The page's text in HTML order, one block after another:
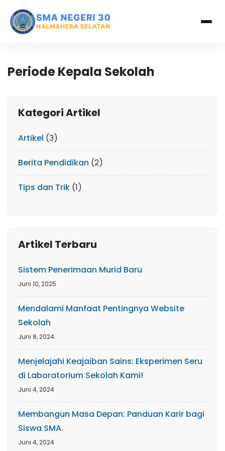
Periode Kepala Sekolah
Kategori Artikel
Artikel (3)
Berita Pendidikan (2)
Tips dan Trik (1)
Artikel Terbaru
Sistem Penerimaan Murid Baru
Juni 10, 2025
Mendalami Manfaat Pentingnya Website
Sekolah
Juni 8, 2024
Menjelajahi Keajaiban Sains: Eksperimen Seru
di Laboratorium Sekolah Kami!
Juni 4, 2024
Membangun Masa Depan: Panduan Karir bagi
Siswa SMA
Juni 4, 2024